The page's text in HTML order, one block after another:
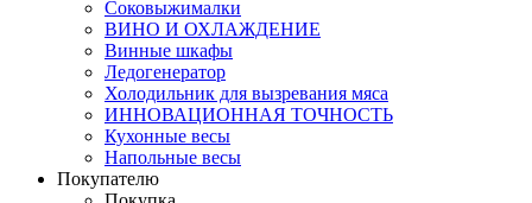
Соковыжималки
ВИНО И ОХЛАЖДЕНИЕ
Винные шкафы
Ледогенератор
Холодильник для вызревания мяса
ИННОВАЦИОННАЯ ТОЧНОСТЬ
Кухонные весы
Напольные весы
Покупателю